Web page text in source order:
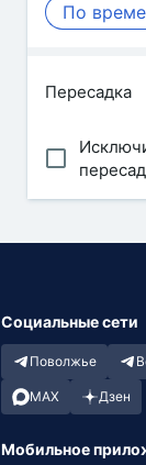
По
Пересадка
Социальные сети
Поволжье
MAX Дзен
Мобильное